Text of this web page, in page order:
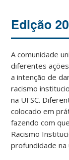
Edição
A comunidade
diferentes
a intenção de
racismo
na UFSC.
colocado em
fazendo com
Racismo
profundidade na